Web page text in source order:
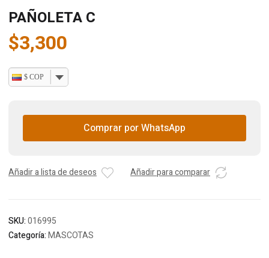
PAÑOLETA C
$3,300
$ COP
Comprar por WhatsApp
Añadir a lista de deseos Añadir para comparar
SKU:016995
Categoría:MASCOTAS